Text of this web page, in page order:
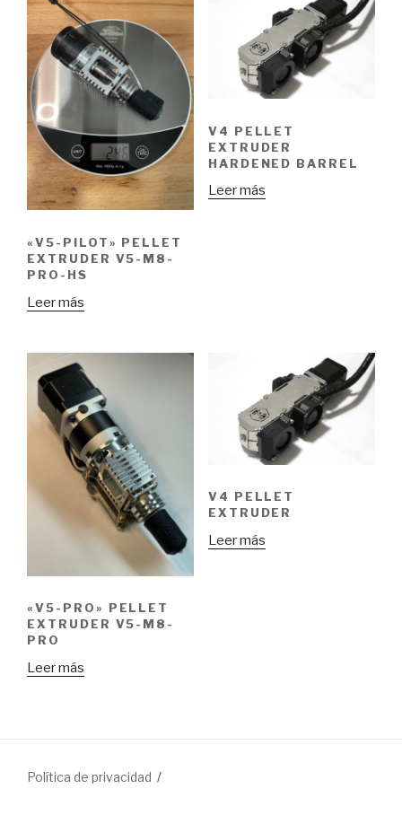
«V5-PILOT» PELLET
EXTRUDER V5-M8-
PRO-HS
Leer más
V4 PELLET
EXTRUDER
HARDENED BARREL
Leer más
«V5-PRO» PELLET
EXTRUDER V5-M8-
PRO
Leer más
V4 PELLET
EXTRUDER
Leer más
Política de privacidad